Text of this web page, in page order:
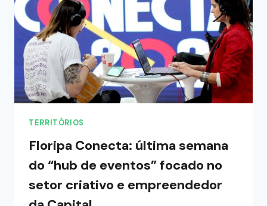
TERRITÓRIOS
Floripa Conecta: última semana
do “hub de eventos” focado no
setor criativo e empreendedor